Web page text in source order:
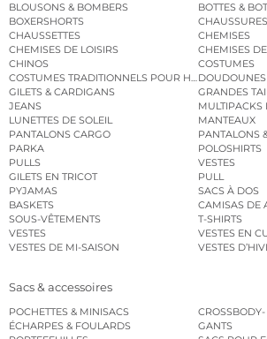
BLOUSONS & BOMBERS
BOTTES &
BOXERSHORTS
CHAUSSETTES
CHEMISES
CHEMISES DE LOISIRS
CHEMISES
CHINOS
COSTUMES
COSTUMES TRADITIONNELS POUR HOMMEDOUDOUNES
GILETS & CARDIGANS
GRANDES
JEANS
MULTIPACKS
LUNETTES DE SOLEIL
MANTEAUX
PANTALONS CARGO
PANTALONS
PARKA
POLOSHIRTS
PULLS
VESTES
GILETS EN TRICOT
PULL
PYJAMAS
SACS À DOS
BASKETS
CAMISAS DE
SOUS-VÊTEMENTS
T-SHIRTS
VESTES
VESTES EN
VESTES DE MI-SAISON
VESTES
Sacs & accessoires
POCHETTES & MINISACS
CROSSBODY-
ÉCHARPES & FOULARDS
GANTS